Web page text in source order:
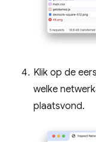
Klik op de
welke
plaatsvond.